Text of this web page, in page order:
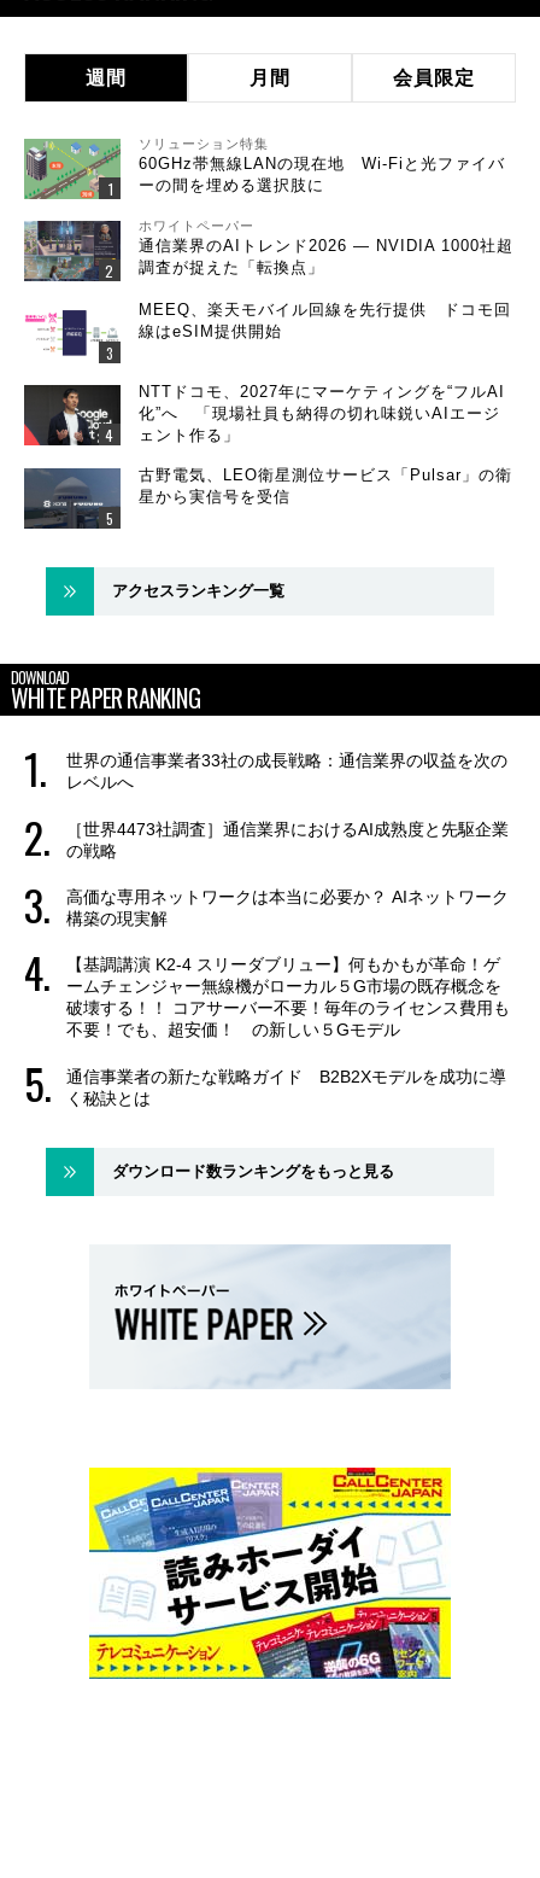
週間 月間 会員限定
ソリューション特集
60GHz帯無線LANの現在地 Wi-Fiと光ファイバ
ーの間を埋める選択肢に
ホワイトペーパー
通信業界のAIトレンド2026 ― NVIDIA 1000社超
調査が捉えた「転換点」
MEEQ、楽天モバイル回線を先行提供 ドコモ回
線はeSIM提供開始
NTTドコモ、2027年にマーケティングを“フルAI
化”へ 「現場社員も納得の切れ味鋭いAIエージ
ェント作る」
古野電気、LEO衛星測位サービス「Pulsar」の衛
星から実信号を受信
アクセスランキング一覧
DOWNLOAD
WHITE PAPER RANKING
世界の通信事業者33社の成長戦略：通信業界の収益を次の
レベルへ
［世界4473社調査］通信業界におけるAI成熟度と先駆企業
の戦略
高価な専用ネットワークは本当に必要か？ AIネットワーク
構築の現実解
【基調講演 K2-4 スリーダブリュー】何もかもが革命！ゲ
ームチェンジャー無線機がローカル５G市場の既存概念を
破壊する！！ コアサーバー不要！毎年のライセンス費用も
不要！でも、超安価！ の新しい５Gモデル
通信事業者の新たな戦略ガイド B2B2Xモデルを成功に導
く秘訣とは
ダウンロード数ランキングをもっと見る